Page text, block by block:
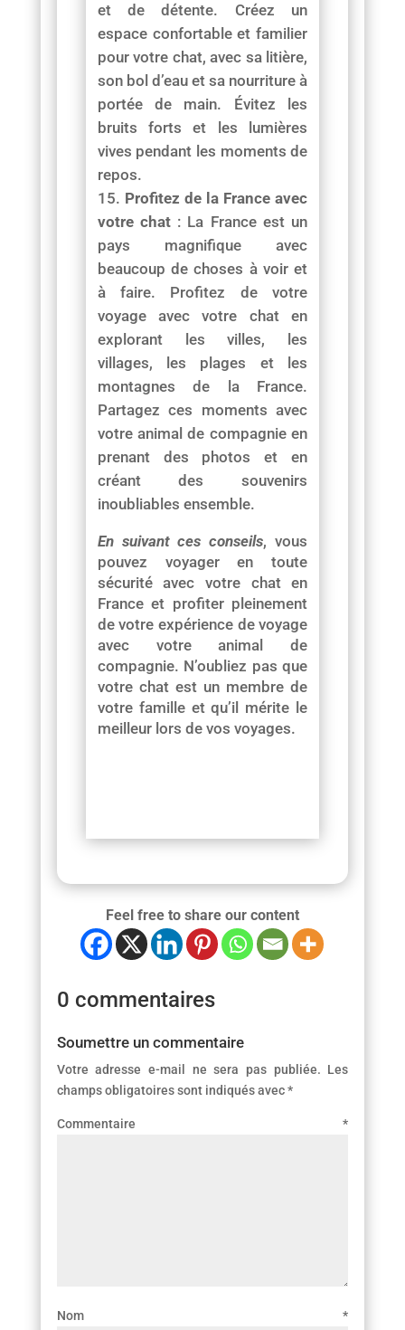
et de détente. Créez un
espace confortable et familier
pour votre chat, avec sa litière,
son bol d’eau et sa nourriture à
portée de main. Évitez les
bruits forts et les lumières
vives pendant les moments de
repos.
Profitez de la France avec
votre chat : La France est un
pays magnifique avec
beaucoup de choses à voir et
à faire. Profitez de votre
voyage avec votre chat en
explorant les villes, les
villages, les plages et les
montagnes de la France.
Partagez ces moments avec
votre animal de compagnie en
prenant des photos et en
créant des souvenirs
inoubliables ensemble.
En suivant ces conseils, vous
pouvez voyager en toute
sécurité avec votre chat en
France et profiter pleinement
de votre expérience de voyage
avec votre animal de
compagnie. N’oubliez pas que
votre chat est un membre de
votre famille et qu’il mérite le
meilleur lors de vos voyages.
Feel free to share our content
0 commentaires
Soumettre un commentaire
Votre adresse e-mail ne sera pas publiée. Les
champs obligatoires sont indiqués avec*
Commentaire*
Nom*